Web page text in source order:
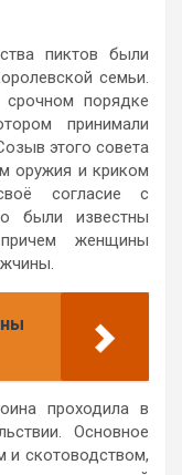
пиктов были
семьи.
порядке
принимали
этого совета
оружия и криком
согласие с
были известны
женщины
проходила в
Основное
и скотоводством,